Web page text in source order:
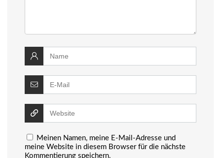
Meinen Namen, meine E-Mail-Adresse und
meine Website in diesem Browser für die nächste
Kommentierung speichern.